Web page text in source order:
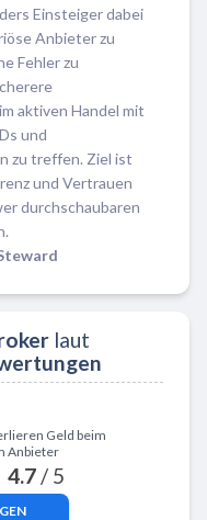
Einsteiger dabei
Anbieter zu
Fehler zu
aktiven Handel mit
und
zu treffen. Ziel ist
und Vertrauen
durchschaubaren
laut
Geld beim
Anbieter
4.7 / 5